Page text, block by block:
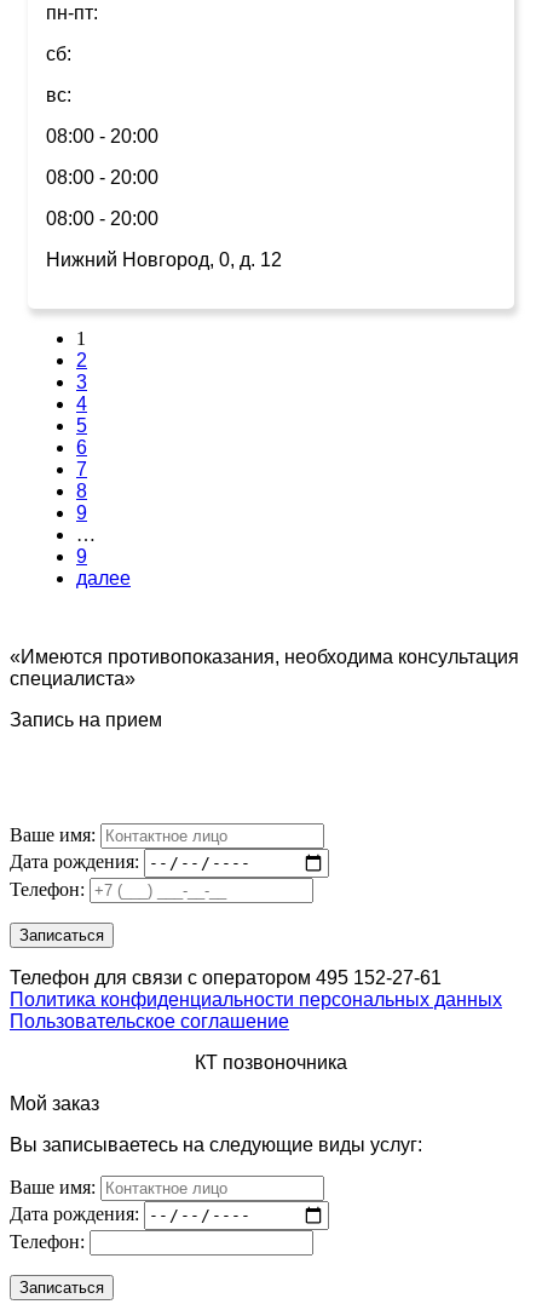
пн-пт:
сб:
вс:
08:00 - 20:00
08:00 - 20:00
08:00 - 20:00
Нижний Новгород, 0, д. 12
1
2
3
4
5
6
7
8
9
…
9
далее
«Имеются противопоказания, необходима консультация
специалиста»
Запись на прием
Ваше имя:
Дата рождения:
Телефон:
Телефон для связи с оператором 495 152-27-61
Политика конфиденциальности персональных данных
Пользовательское соглашение
КТ позвоночника
Мой заказ
Вы записываетесь на следующие виды услуг:
Ваше имя:
Дата рождения:
Телефон: